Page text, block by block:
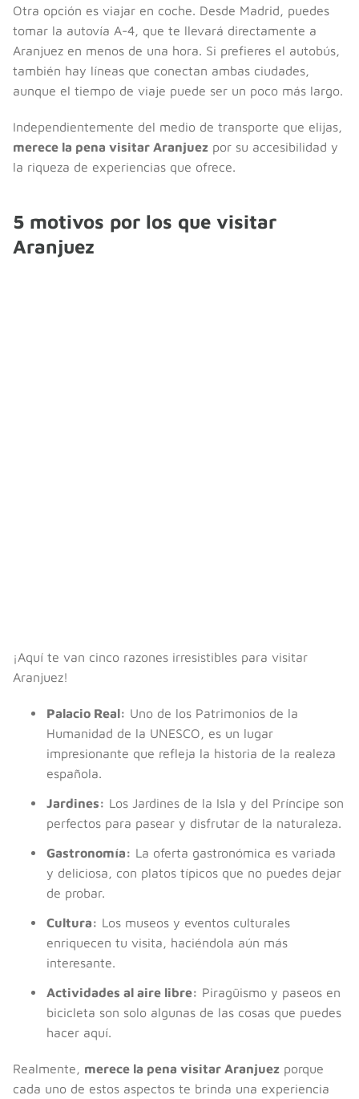
Otra opción es viajar en coche. Desde Madrid, puedes
tomar la autovía A-4, que te llevará directamente a
Aranjuez en menos de una hora. Si prefieres el autobús,
también hay líneas que conectan ambas ciudades,
aunque el tiempo de viaje puede ser un poco más largo.
Independientemente del medio de transporte que elijas,
merece la pena visitar Aranjuez por su accesibilidad y
la riqueza de experiencias que ofrece.
5 motivos por los que visitar
Aranjuez
¡Aquí te van cinco razones irresistibles para visitar
Aranjuez!
Palacio Real: Uno de los Patrimonios de la
Humanidad de la UNESCO, es un lugar
impresionante que refleja la historia de la realeza
española.
Jardines: Los Jardines de la Isla y del Príncipe son
perfectos para pasear y disfrutar de la naturaleza.
Gastronomía: La oferta gastronómica es variada
y deliciosa, con platos típicos que no puedes dejar
de probar.
Cultura: Los museos y eventos culturales
enriquecen tu visita, haciéndola aún más
interesante.
Actividades al aire libre: Piragüismo y paseos en
bicicleta son solo algunas de las cosas que puedes
hacer aquí.
Realmente, merece la pena visitar Aranjuez porque
cada uno de estos aspectos te brinda una experiencia